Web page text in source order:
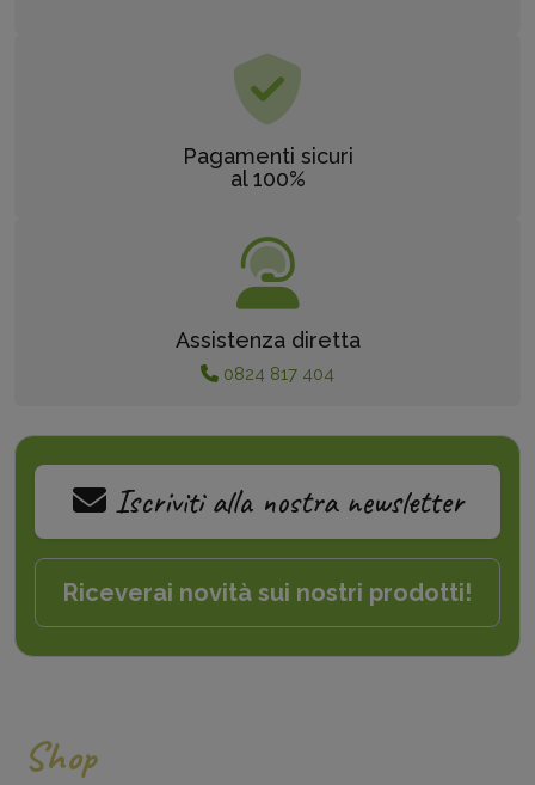
Pagamenti sicuri
al 100%
Assistenza diretta
0824 817 404
Iscriviti alla nostra newsletter
Riceverai novità sui nostri prodotti!
Shop